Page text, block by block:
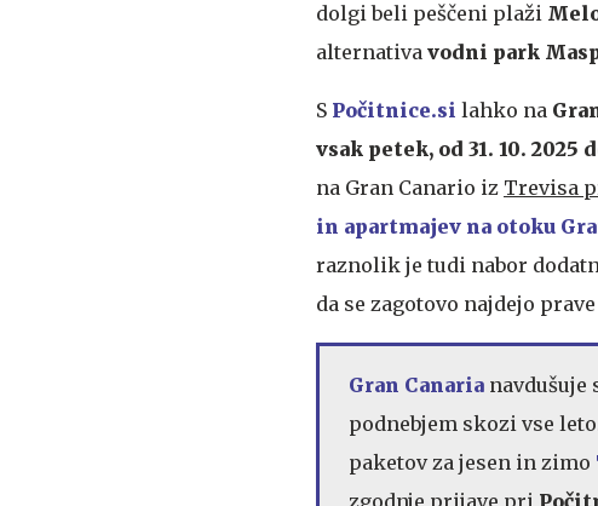
dolgi beli peščeni plaži
alternativa vodni park
S Počitnice.si lahko na
vsak petek, od 31. 10. 2025
na Gran Canario iz Trevisa
in apartmajev na otoku
raznolik je tudi nabor
da se zagotovo najdejo
Gran Canaria
podnebjem skozi vse
paketov za jesen in zimo
zgodnje prijave pri